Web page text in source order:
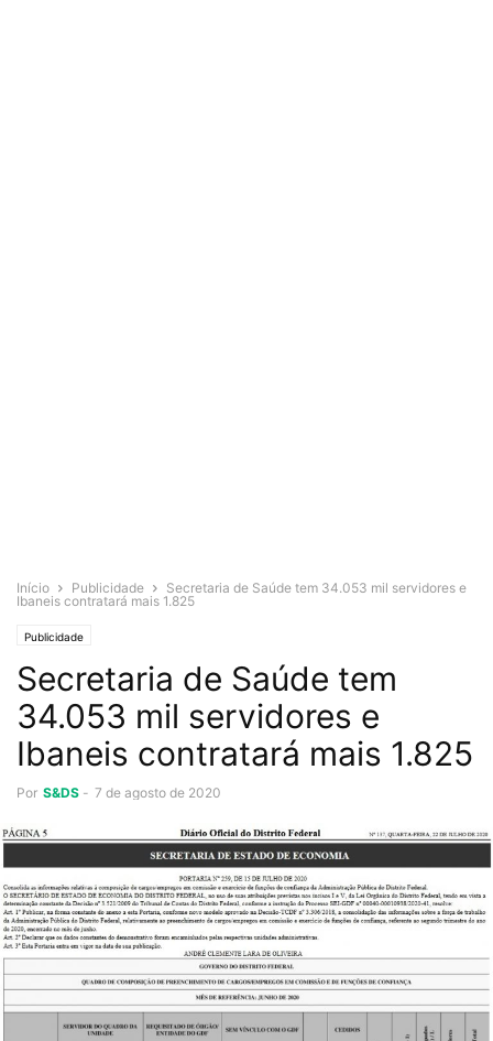
Início Publicidade
Secretaria de Saúde tem 34.053 mil servidores e
Ibaneis contratará mais 1.825
Publicidade
Secretaria de Saúde tem
34.053 mil servidores e
Ibaneis contratará mais 1.825
Por S&DS - 7 de agosto de 2020